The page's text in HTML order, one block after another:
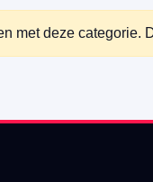
met deze categorie.